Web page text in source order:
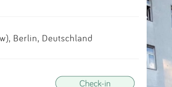
Kontakt
Anmelden
Berlin, Deutschland